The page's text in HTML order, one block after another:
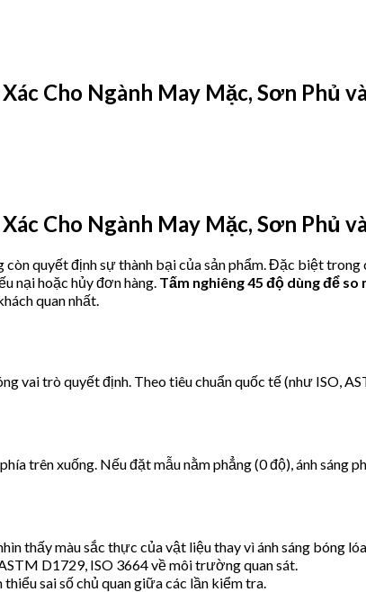
Cho Ngành May Mặc, Sơn Phủ
Cho Ngành May Mặc, Sơn Phủ
quyết định sự thành bại của sản phẩm. Đặc biệt
nại hoặc hủy đơn hàng. Tấm nghiêng 45 độ dùng để
quan nhất.
vai trò quyết định. Theo tiêu chuẩn quốc tế (như ISO,
trên xuống. Nếu đặt mẫu nằm phẳng (0 độ), ánh sáng
thấy màu sắc thực của vật liệu thay vì ánh sáng bóng
D1729, ISO 3664 về môi trường quan sát.
sai số chủ quan giữa các lần kiểm tra.